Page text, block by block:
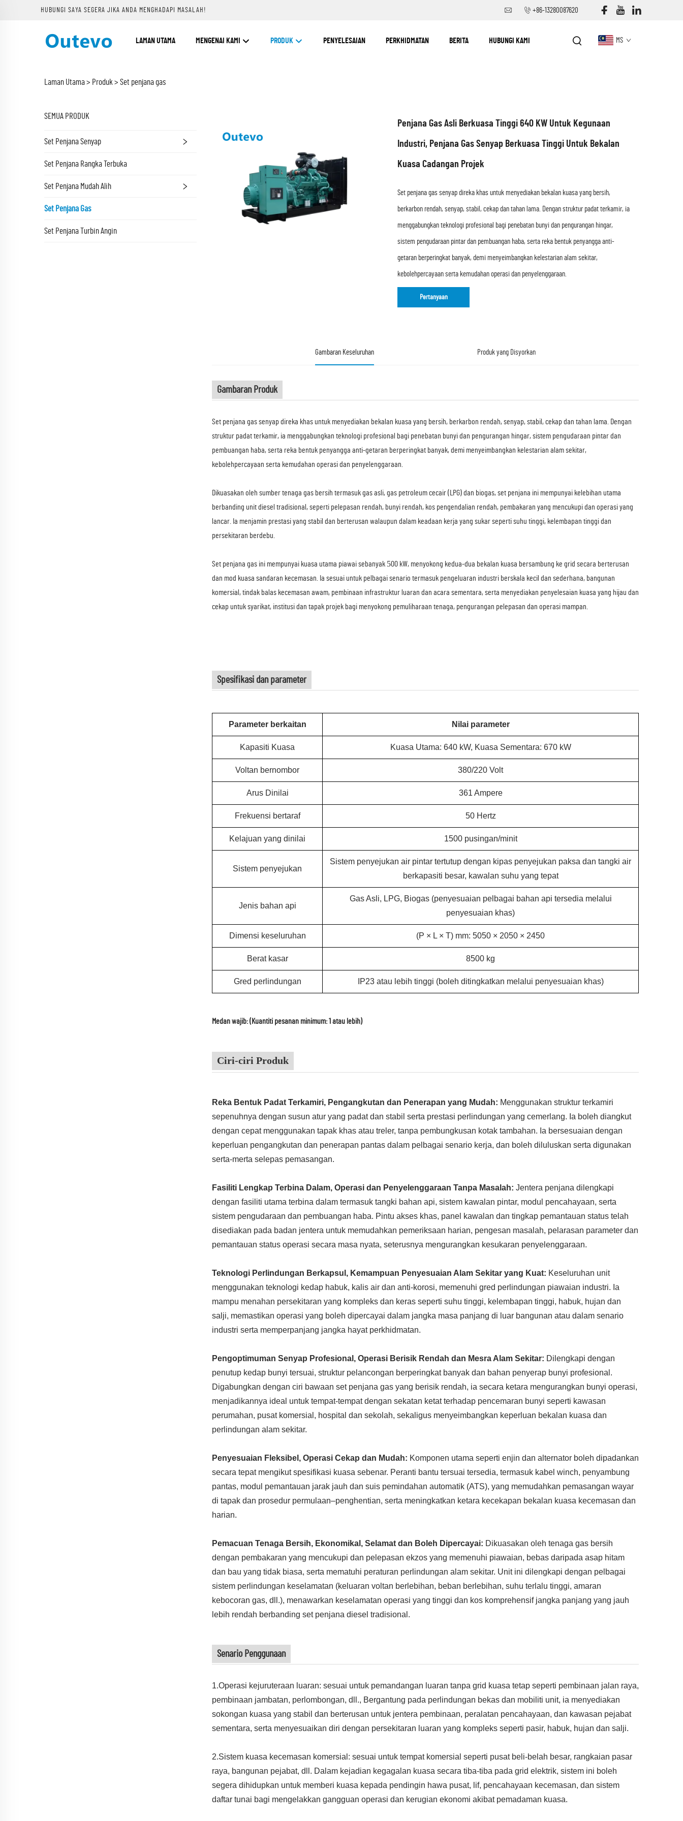
HUBUNGI SAYA SEGERA JIKA ANDA MENGHADAPI MASALAH! +86-13280087620
LAMAN UTAMA MENGENAI KAMI PRODUK PENYELESAIAN PERKHIDMATAN BERITA HUBUNGI KAMI MS
Laman Utama > Produk > Set penjana gas
SEMUA PRODUK
Set Penjana Senyap
Set Penjana Rangka Terbuka
Set Penjana Mudah Alih
Set Penjana Gas
Set Penjana Turbin Angin
Penjana Gas Asli Berkuasa Tinggi 640 KW Untuk Kegunaan
Industri, Penjana Gas Senyap Berkuasa Tinggi Untuk Bekalan
Kuasa Cadangan Projek
Set penjana gas senyap direka khas untuk menyediakan bekalan kuasa yang bersih,
berkarbon rendah, senyap, stabil, cekap dan tahan lama. Dengan struktur padat terkamir, ia
menggabungkan teknologi profesional bagi penebatan bunyi dan pengurangan hingar,
sistem pengudaraan pintar dan pembuangan haba, serta reka bentuk penyangga anti-
getaran berperingkat banyak, demi menyeimbangkan kelestarian alam sekitar,
kebolehpercayaan serta kemudahan operasi dan penyelenggaraan.
Pertanyaan
Gambaran Keseluruhan Produk yang Disyorkan
Gambaran Produk
Set penjana gas senyap direka khas untuk menyediakan bekalan kuasa yang bersih, berkarbon rendah, senyap, stabil, cekap dan tahan lama. Dengan
struktur padat terkamir, ia menggabungkan teknologi profesional bagi penebatan bunyi dan pengurangan hingar, sistem pengudaraan pintar dan
pembuangan haba, serta reka bentuk penyangga anti-getaran berperingkat banyak, demi menyeimbangkan kelestarian alam sekitar,
kebolehpercayaan serta kemudahan operasi dan penyelenggaraan.
Dikuasakan oleh sumber tenaga gas bersih termasuk gas asli, gas petroleum cecair (LPG) dan biogas, set penjana ini mempunyai kelebihan utama
berbanding unit diesel tradisional, seperti pelepasan rendah, bunyi rendah, kos pengendalian rendah, pembakaran yang mencukupi dan operasi yang
lancar. Ia menjamin prestasi yang stabil dan berterusan walaupun dalam keadaan kerja yang sukar seperti suhu tinggi, kelembapan tinggi dan
persekitaran berdebu.
Set penjana gas ini mempunyai kuasa utama piawai sebanyak 500 kW, menyokong kedua-dua bekalan kuasa bersambung ke grid secara berterusan
dan mod kuasa sandaran kecemasan. Ia sesuai untuk pelbagai senario termasuk pengeluaran industri berskala kecil dan sederhana, bangunan
komersial, tindak balas kecemasan awam, pembinaan infrastruktur luaran dan acara sementara, serta menyediakan penyelesaian kuasa yang hijau dan
cekap untuk syarikat, institusi dan tapak projek bagi menyokong pemuliharaan tenaga, pengurangan pelepasan dan operasi mampan.
Spesifikasi dan parameter
Parameter berkaitan Nilai parameter
Kapasiti Kuasa Kuasa Utama: 640 kW, Kuasa Sementara: 670 kW
Voltan bernombor 380/220 Volt
Arus Dinilai 361 Ampere
Frekuensi bertaraf 50 Hertz
Kelajuan yang dinilai 1500 pusingan/minit
Sistem penyejukan
Sistem penyejukan air pintar tertutup dengan kipas penyejukan paksa dan tangki air
berkapasiti besar, kawalan suhu yang tepat
Jenis bahan api
Gas Asli, LPG, Biogas (penyesuaian pelbagai bahan api tersedia melalui
penyesuaian khas)
Dimensi keseluruhan (P × L × T) mm: 5050 × 2050 × 2450
Berat kasar 8500 kg
Gred perlindungan IP23 atau lebih tinggi (boleh ditingkatkan melalui penyesuaian khas)
Medan wajib: (Kuantiti pesanan minimum: 1 atau lebih)
Ciri-ciri Produk
Reka Bentuk Padat Terkamiri, Pengangkutan dan Penerapan yang Mudah: Menggunakan struktur terkamiri
sepenuhnya dengan susun atur yang padat dan stabil serta prestasi perlindungan yang cemerlang. Ia boleh diangkut
dengan cepat menggunakan tapak khas atau treler, tanpa pembungkusan kotak tambahan. Ia bersesuaian dengan
keperluan pengangkutan dan penerapan pantas dalam pelbagai senario kerja, dan boleh diluluskan serta digunakan
serta-merta selepas pemasangan.
Fasiliti Lengkap Terbina Dalam, Operasi dan Penyelenggaraan Tanpa Masalah: Jentera penjana dilengkapi
dengan fasiliti utama terbina dalam termasuk tangki bahan api, sistem kawalan pintar, modul pencahayaan, serta
sistem pengudaraan dan pembuangan haba. Pintu akses khas, panel kawalan dan tingkap pemantauan status telah
disediakan pada badan jentera untuk memudahkan pemeriksaan harian, pengesan masalah, pelarasan parameter dan
pemantauan status operasi secara masa nyata, seterusnya mengurangkan kesukaran penyelenggaraan.
Teknologi Perlindungan Berkapsul, Kemampuan Penyesuaian Alam Sekitar yang Kuat: Keseluruhan unit
menggunakan teknologi kedap habuk, kalis air dan anti-korosi, memenuhi gred perlindungan piawaian industri. Ia
mampu menahan persekitaran yang kompleks dan keras seperti suhu tinggi, kelembapan tinggi, habuk, hujan dan
salji, memastikan operasi yang boleh dipercayai dalam jangka masa panjang di luar bangunan atau dalam senario
industri serta memperpanjang jangka hayat perkhidmatan.
Pengoptimuman Senyap Profesional, Operasi Berisik Rendah dan Mesra Alam Sekitar: Dilengkapi dengan
penutup kedap bunyi tersuai, struktur pelancongan berperingkat banyak dan bahan penyerap bunyi profesional.
Digabungkan dengan ciri bawaan set penjana gas yang berisik rendah, ia secara ketara mengurangkan bunyi operasi,
menjadikannya ideal untuk tempat-tempat dengan sekatan ketat terhadap pencemaran bunyi seperti kawasan
perumahan, pusat komersial, hospital dan sekolah, sekaligus menyeimbangkan keperluan bekalan kuasa dan
perlindungan alam sekitar.
Penyesuaian Fleksibel, Operasi Cekap dan Mudah: Komponen utama seperti enjin dan alternator boleh dipadankan
secara tepat mengikut spesifikasi kuasa sebenar. Peranti bantu tersuai tersedia, termasuk kabel winch, penyambung
pantas, modul pemantauan jarak jauh dan suis pemindahan automatik (ATS), yang memudahkan pemasangan wayar
di tapak dan prosedur permulaan–penghentian, serta meningkatkan ketara kecekapan bekalan kuasa kecemasan dan
harian.
Pemacuan Tenaga Bersih, Ekonomikal, Selamat dan Boleh Dipercayai: Dikuasakan oleh tenaga gas bersih
dengan pembakaran yang mencukupi dan pelepasan ekzos yang memenuhi piawaian, bebas daripada asap hitam
dan bau yang tidak biasa, serta mematuhi peraturan perlindungan alam sekitar. Unit ini dilengkapi dengan pelbagai
sistem perlindungan keselamatan (keluaran voltan berlebihan, beban berlebihan, suhu terlalu tinggi, amaran
kebocoran gas, dll.), menawarkan keselamatan operasi yang tinggi dan kos komprehensif jangka panjang yang jauh
lebih rendah berbanding set penjana diesel tradisional.
Senario Penggunaan
1.Operasi kejuruteraan luaran: sesuai untuk pemandangan luaran tanpa grid kuasa tetap seperti pembinaan jalan raya,
pembinaan jambatan, perlombongan, dll., Bergantung pada perlindungan bekas dan mobiliti unit, ia menyediakan
sokongan kuasa yang stabil dan berterusan untuk jentera pembinaan, peralatan pencahayaan, dan kawasan pejabat
sementara, serta menyesuaikan diri dengan persekitaran luaran yang kompleks seperti pasir, habuk, hujan dan salji.
2.Sistem kuasa kecemasan komersial: sesuai untuk tempat komersial seperti pusat beli-belah besar, rangkaian pasar
raya, bangunan pejabat, dll. Dalam kejadian kegagalan kuasa secara tiba-tiba pada grid elektrik, sistem ini boleh
segera dihidupkan untuk memberi kuasa kepada pendingin hawa pusat, lif, pencahayaan kecemasan, dan sistem
daftar tunai bagi mengelakkan gangguan operasi dan kerugian ekonomi akibat pemadaman kuasa.